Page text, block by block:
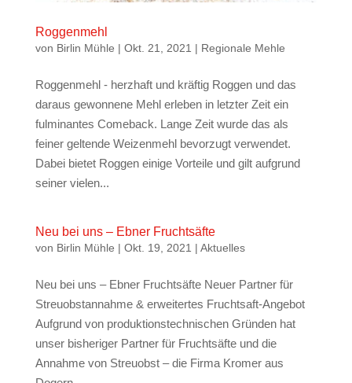
Roggenmehl
von Birlin Mühle | Okt. 21, 2021 | Regionale Mehle
Roggenmehl - herzhaft und kräftig Roggen und das
daraus gewonnene Mehl erleben in letzter Zeit ein
fulminantes Comeback. Lange Zeit wurde das als
feiner geltende Weizenmehl bevorzugt verwendet.
Dabei bietet Roggen einige Vorteile und gilt aufgrund
seiner vielen...
Neu bei uns – Ebner Fruchtsäfte
von Birlin Mühle | Okt. 19, 2021 | Aktuelles
Neu bei uns – Ebner Fruchtsäfte Neuer Partner für
Streuobstannahme & erweitertes Fruchtsaft-Angebot
Aufgrund von produktionstechnischen Gründen hat
unser bisheriger Partner für Fruchtsäfte und die
Annahme von Streuobst – die Firma Kromer aus